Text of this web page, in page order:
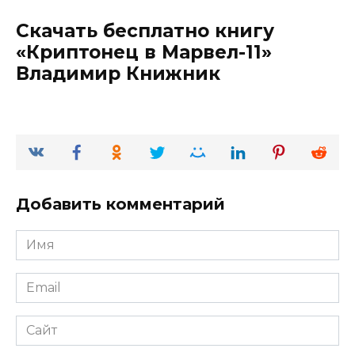
Скачать бесплатно книгу
«Криптонец в Марвел-11»
Владимир Книжник
Добавить комментарий
Имя
*
Email
*
Сайт